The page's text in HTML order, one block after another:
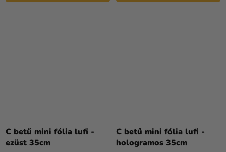
C betű mini fólia lufi -
ezüst 35cm
C betű mini fólia lufi -
hologramos 35cm